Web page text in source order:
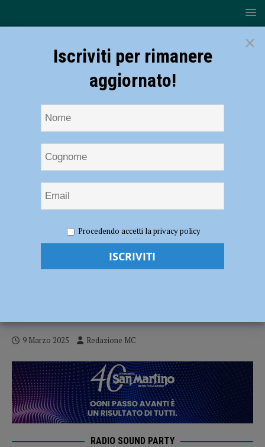
Romano Bertuzzi “L’anima delle cose”, inaugurazione il 10 marzo
all’Università Cattolica
La mostra di Romano Bertuzzi “L’anima
9 Marzo 2025 Redazione MC
RADIO SOUND PARTY
×
Iscriviti per rimanere
aggiornato!
Procedendo accetti la privacy policy